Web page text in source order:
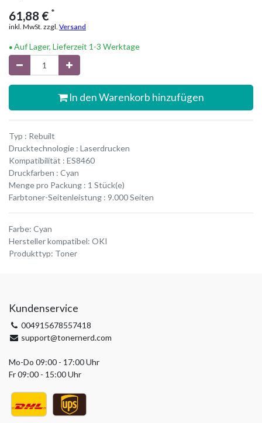
61,88 € *
inkl. MwSt. zzgl. Versand
Auf Lager, Lieferzeit 1-3 Werktage
In den Warenkorb hinzufügen
Typ : Rebuilt
Drucktechnologie : Laserdrucken
Kompatibilität : ES8460
Druckfarben : Cyan
Menge pro Packung : 1 Stück(e)
Farbtoner-Seitenleistung : 9.000 Seiten
Farbe: Cyan
Hersteller kompatibel: OKI
Produkttyp: Toner
Kundenservice
004915678557418
support@tonernerd.com
Mo-Do 09:00 - 17:00 Uhr
Fr 09:00 - 15:00 Uhr